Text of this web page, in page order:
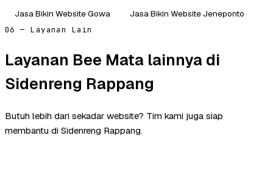
Jasa Bikin Website Gowa
Jasa Bikin Website Jeneponto
06 — Layanan Lain
Layanan Bee Mata lainnya di
Sidenreng Rappang
Butuh lebih dari sekadar website? Tim kami juga siap
membantu di Sidenreng Rappang.